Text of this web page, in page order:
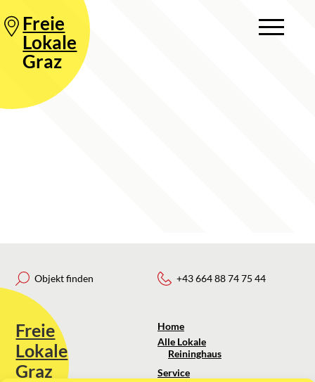
Freie
Lokale
Graz
Objekt finden
Freie
Lokale
Graz
+43 664 88 74 75 44
Home
Alle Lokale
Reininghaus
Service